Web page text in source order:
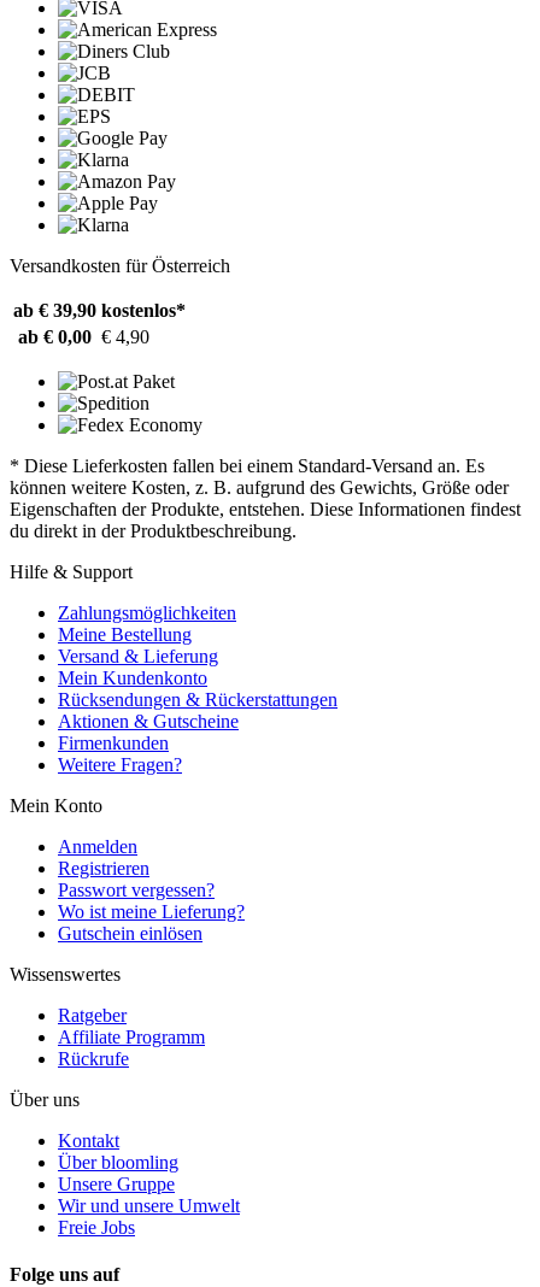
Versandkosten für Österreich
ab € 39,90 kostenlos*
ab € 0,00 € 4,90
* Diese Lieferkosten fallen bei einem Standard-Versand an. Es
können weitere Kosten, z. B. aufgrund des Gewichts, Größe oder
Eigenschaften der Produkte, entstehen. Diese Informationen findest
du direkt in der Produktbeschreibung.
Hilfe & Support
Zahlungsmöglichkeiten
Meine Bestellung
Versand & Lieferung
Mein Kundenkonto
Rücksendungen & Rückerstattungen
Aktionen & Gutscheine
Firmenkunden
Weitere Fragen?
Mein Konto
Anmelden
Registrieren
Passwort vergessen?
Wo ist meine Lieferung?
Gutschein einlösen
Wissenswertes
Ratgeber
Affiliate Programm
Rückrufe
Über uns
Kontakt
Über bloomling
Unsere Gruppe
Wir und unsere Umwelt
Freie Jobs
Folge uns auf